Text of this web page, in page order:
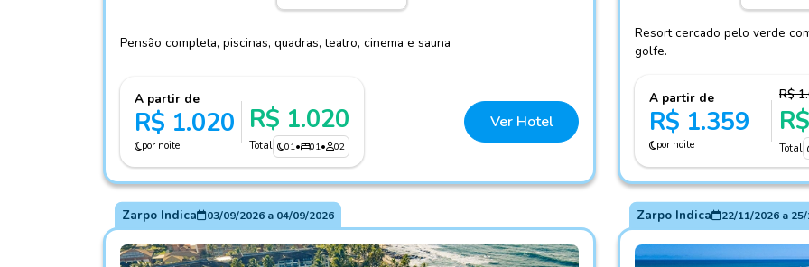
Pensão completa, piscinas, quadras, teatro, cinema e sauna
A partir de
R$ 1.020
por noite
R$ 1.020
Total 01• 01• 02
Ver Hotel
Resort cercado pelo verde
golfe.
A partir de
R$ 1.359
por noite
R$
Total
Zarpo Indica 03/09/2026a 04/09/2026 Zarpo Indica 22/11/2026a